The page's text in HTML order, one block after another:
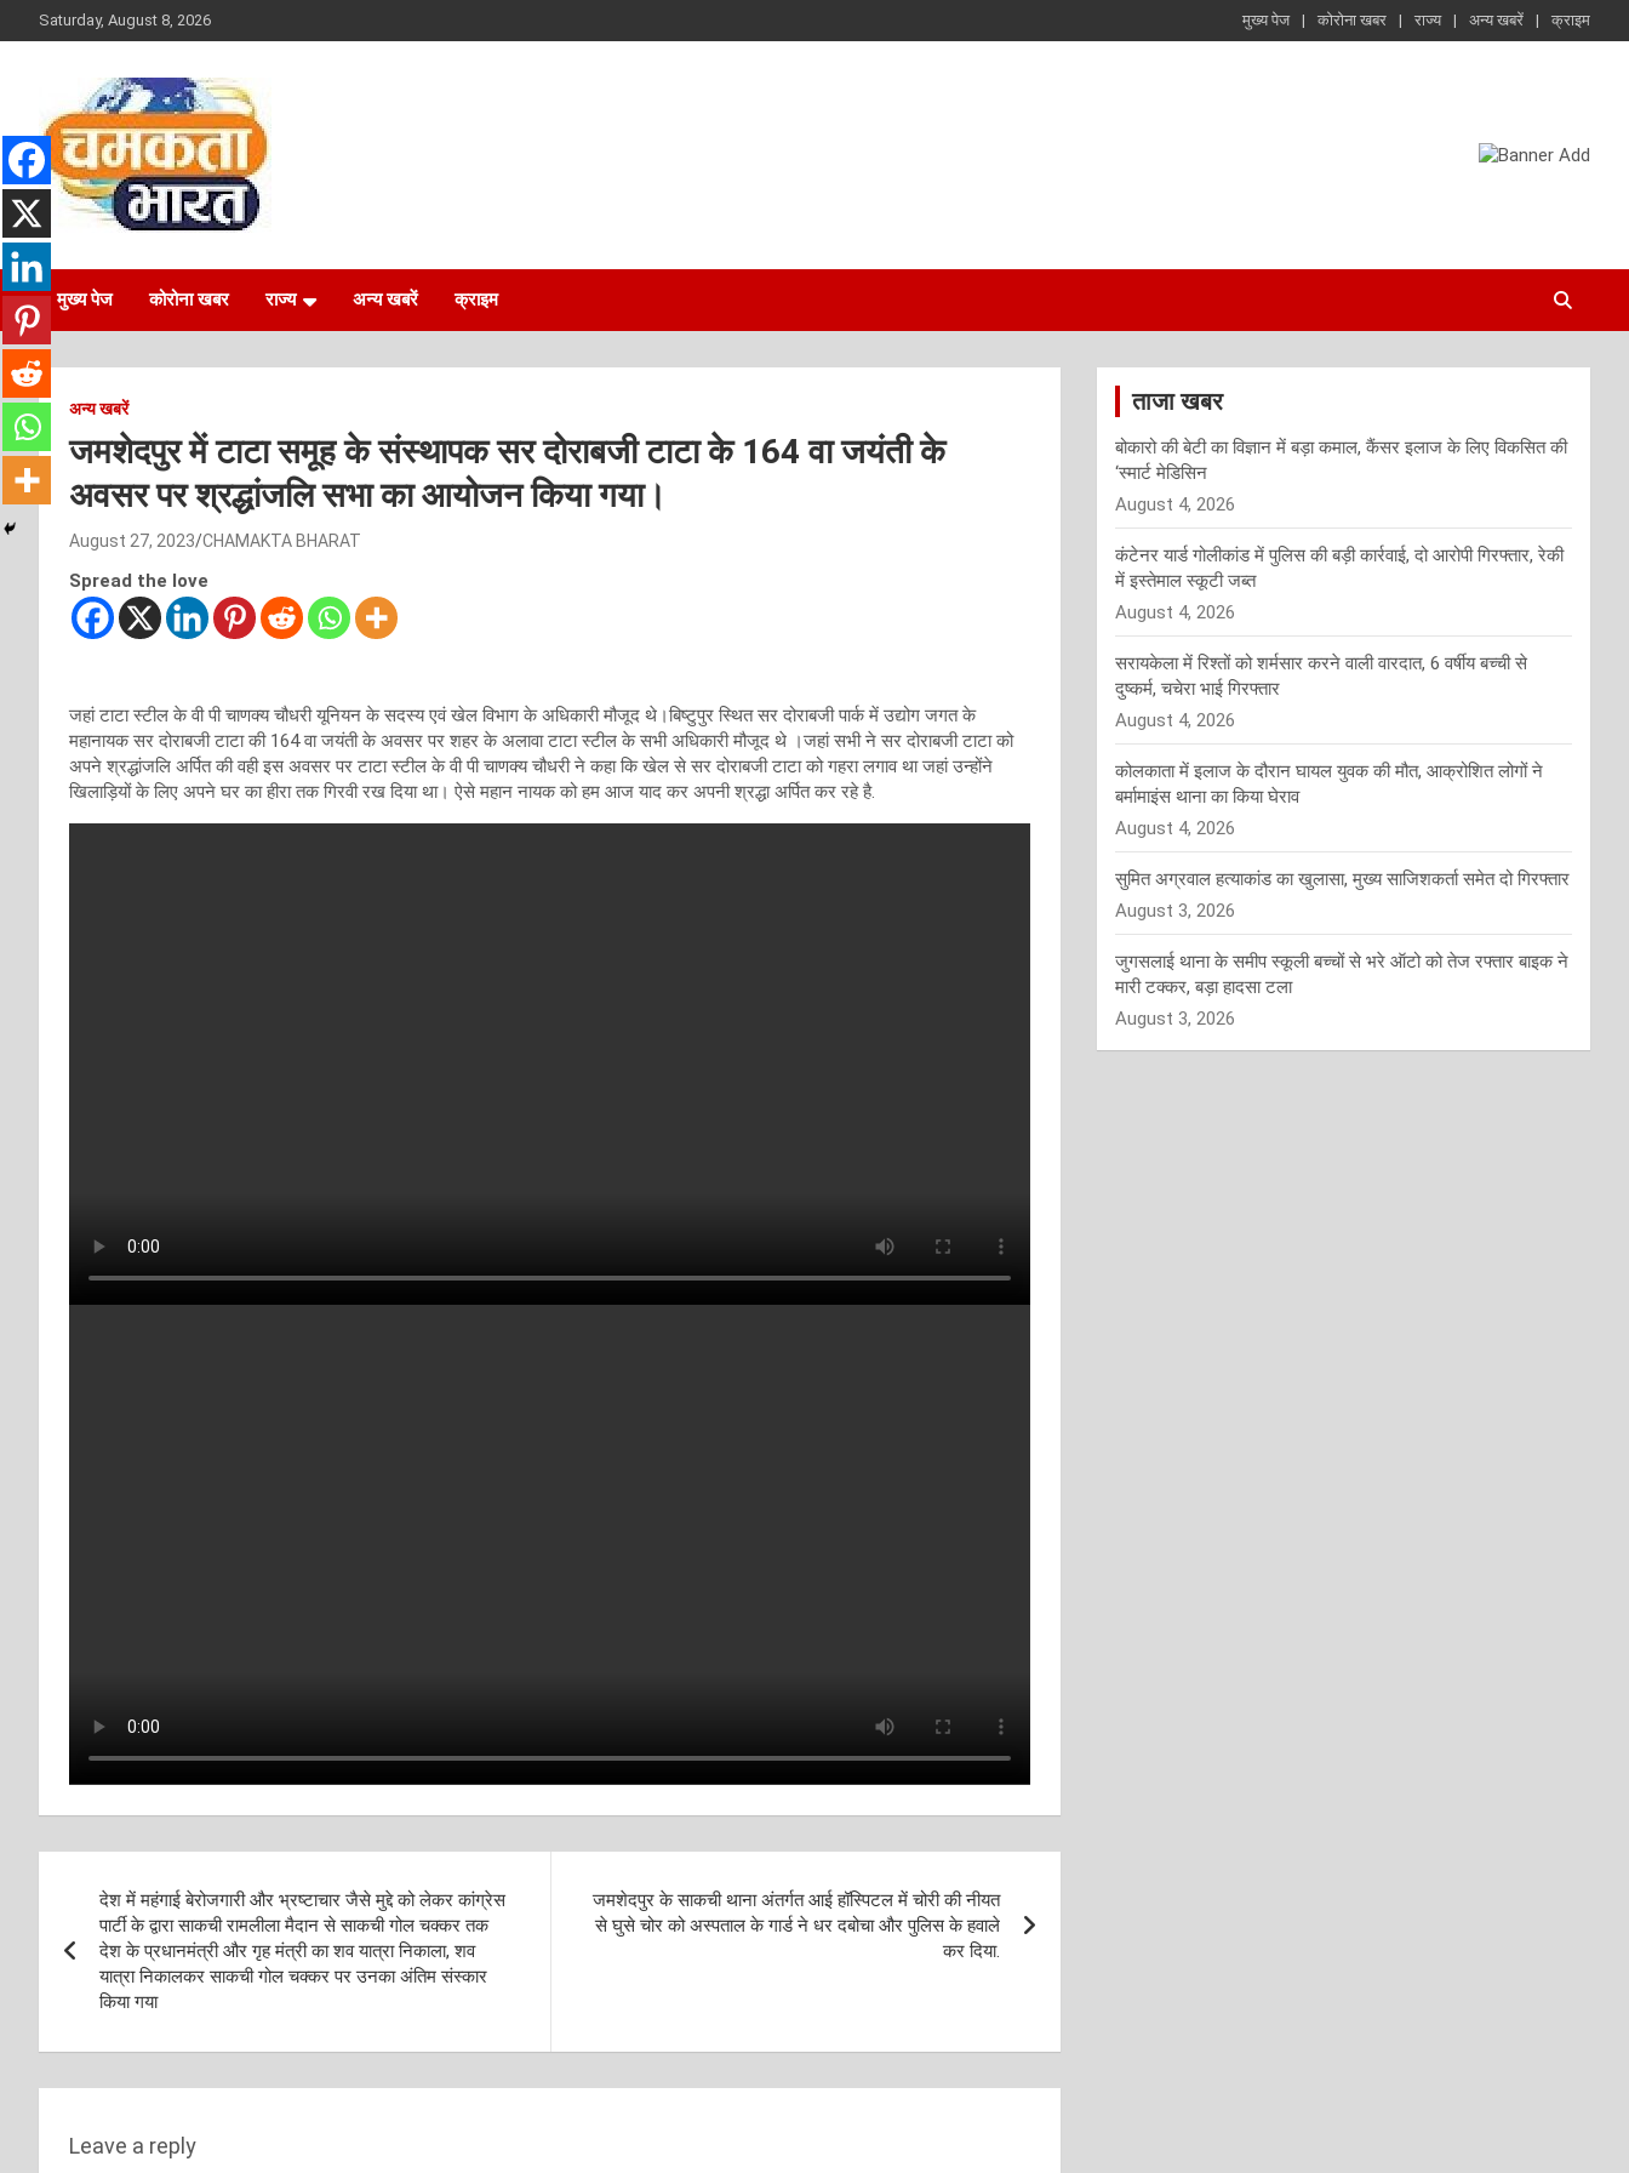
to
Saturday, August 8, 2026 मुख्य पेज कोरोना खबर राज्य अन्य खबरें क्राइम
CHAMAKTA BHARAT
NEWS
मुख्य पेज कोरोना खबर राज्य अन्य खबरें क्राइम
अन्य खबरें
जमशेदपुर में टाटा समूह के संस्थापक सर दोराबजी टाटा के 164 वा जयंती के
अवसर पर श्रद्धांजलि सभा का आयोजन किया गया।
August 27, 2023 CHAMAKTA BHARAT
Spread the love
जहां टाटा स्टील के वी पी चाणक्य चौधरी यूनियन के सदस्य एवं खेल विभाग के अधिकारी मौजूद थे।बिष्टुपुर स्थित सर दोराबजी पार्क में उद्योग जगत के
महानायक सर दोराबजी टाटा की 164 वा जयंती के अवसर पर शहर के अलावा टाटा स्टील के सभी अधिकारी मौजूद थे ।जहां सभी ने सर दोराबजी टाटा को
अपने श्रद्धांजलि अर्पित की वही इस अवसर पर टाटा स्टील के वी पी चाणक्य चौधरी ने कहा कि खेल से सर दोराबजी टाटा को गहरा लगाव था जहां उन्होंने
खिलाड़ियों के लिए अपने घर का हीरा तक गिरवी रख दिया था। ऐसे महान नायक को हम आज याद कर अपनी श्रद्धा अर्पित कर रहे है.
navigation
देश में महंगाई बेरोजगारी और भ्रष्टाचार जैसे मुद्दे को लेकर कांग्रेस
पार्टी के द्वारा साकची रामलीला मैदान से साकची गोल चक्कर तक
देश के प्रधानमंत्री और गृह मंत्री का शव यात्रा निकाला, शव
यात्रा निकालकर साकची गोल चक्कर पर उनका अंतिम संस्कार
किया गया
जमशेदपुर के साकची थाना अंतर्गत आई हॉस्पिटल में चोरी की नीयत
से घुसे चोर को अस्पताल के गार्ड ने धर दबोचा और पुलिस के हवाले
कर दिया.
Leave a reply
ताजा खबर
बोकारो की बेटी का विज्ञान में बड़ा कमाल, कैंसर इलाज के लिए विकसित की
‘स्मार्ट मेडिसिन
August 4, 2026
कंटेनर यार्ड गोलीकांड में पुलिस की बड़ी कार्रवाई, दो आरोपी गिरफ्तार, रेकी
में इस्तेमाल स्कूटी जब्त
August 4, 2026
सरायकेला में रिश्तों को शर्मसार करने वाली वारदात, 6 वर्षीय बच्ची से
दुष्कर्म, चचेरा भाई गिरफ्तार
August 4, 2026
कोलकाता में इलाज के दौरान घायल युवक की मौत, आक्रोशित लोगों ने
बर्मामाइंस थाना का किया घेराव
August 4, 2026
सुमित अग्रवाल हत्याकांड का खुलासा, मुख्य साजिशकर्ता समेत दो गिरफ्तार
August 3, 2026
जुगसलाई थाना के समीप स्कूली बच्चों से भरे ऑटो को तेज रफ्तार बाइक ने
मारी टक्कर, बड़ा हादसा टला
August 3, 2026